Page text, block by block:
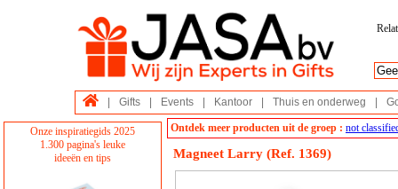
Gifts Events Kantoor Thuis en onderweg
Onze inspiratiegids 2025
1.300 pagina's leuke
ideeën en tips
Ontdek meer producten uit de groep : not
Magneet Larry (Ref. 1369)